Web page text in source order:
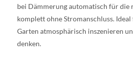
bei Dämmerung automatisch für die
komplett ohne Stromanschluss.
Garten atmosphärisch inszenieren
denken.